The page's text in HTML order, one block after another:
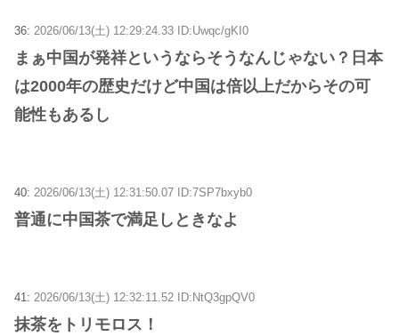
36: 2026/06/13(土) 12:29:24.33 ID:Uwqc/gKI0
まぁ中国が発祥というならそうなんじゃない？日本
は2000年の歴史だけど中国は倍以上だからその可
能性もあるし
40: 2026/06/13(土) 12:31:50.07 ID:7SP7bxyb0
普通に中国茶で満足しときなよ
41: 2026/06/13(土) 12:32:11.52 ID:NtQ3gpQV0
抹茶をトリモロス！